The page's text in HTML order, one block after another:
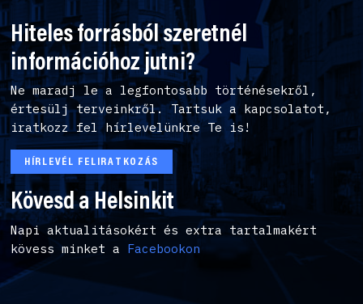
Hiteles forrásból szeretnél
információhoz jutni?
Ne maradj le a legfontosabb történésekről,
értesülj terveinkről. Tartsuk a kapcsolatot,
iratkozz fel hírlevelünkre Te is!
HÍRLEVÉL FELIRATKOZÁS
Kövesd a Helsinkit
Napi aktualitásokért és extra tartalmakért
kövess minket a Facebookon